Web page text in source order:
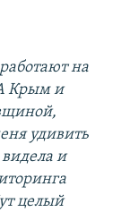
на
Крым и
удивить
и
целый